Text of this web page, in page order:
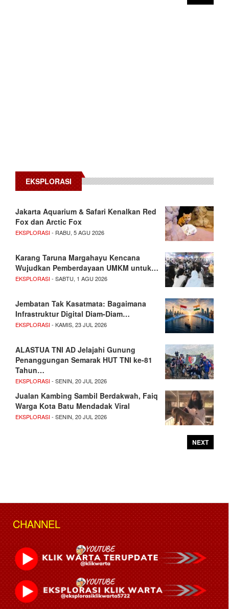
EKSPLORASI
Jakarta Aquarium & Safari Kenalkan Red
Fox dan Arctic Fox
EKSPLORASI- RABU, 5 AGU 2026
Karang Taruna Margahayu Kencana
Wujudkan Pemberdayaan UMKM untuk…
EKSPLORASI- SABTU, 1 AGU 2026
Jembatan Tak Kasatmata: Bagaimana
Infrastruktur Digital Diam-Diam…
EKSPLORASI- KAMIS, 23 JUL 2026
ALASTUA TNI AD Jelajahi Gunung
Penanggungan Semarak HUT TNI ke-81
Tahun…
EKSPLORASI- SENIN, 20 JUL 2026
Jualan Kambing Sambil Berdakwah, Faiq
Warga Kota Batu Mendadak Viral
EKSPLORASI- SENIN, 20 JUL 2026
NEXT
CHANNEL